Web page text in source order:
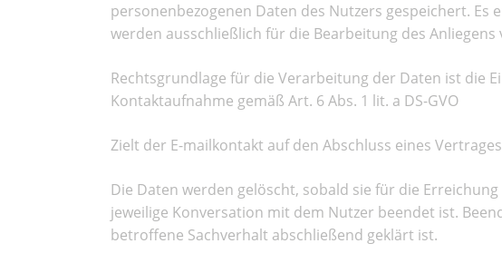
personenbezogenen Daten des Nutzers gespeichert.
werden ausschließlich für die Bearbeitung des Anliegens
Rechtsgrundlage für die Verarbeitung der Daten ist die
Kontaktaufnahme gemäß Art. 6 Abs. 1 lit. a DS-GVO
Zielt der E-mailkontakt auf den Abschluss eines
Die Daten werden gelöscht, sobald sie für die
jeweilige Konversation mit dem Nutzer beendet ist.
betroffene Sachverhalt abschließend geklärt ist.